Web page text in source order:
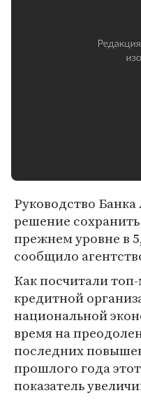
Руководство
решение
прежнем уровне в
сообщило
Как посчитали
кредитной
национальной
время на
последних
прошлого года
показатель